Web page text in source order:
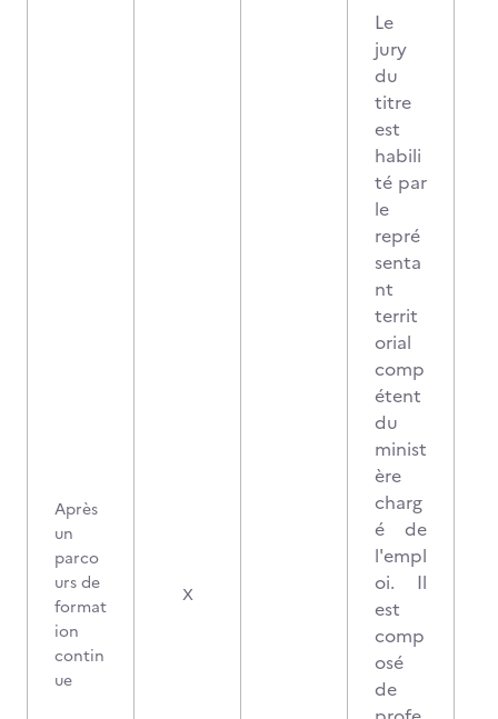
Après
un
parco
urs de
format
ion
contin
ue
X
Le
jury
du
titre
est
habili
té par
le
repré
senta
nt
territ
orial
comp
étent
du
minist
ère
charg
é de
l'empl
oi. Il
est
comp
osé
de